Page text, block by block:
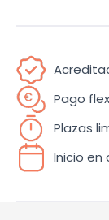
Pago
Plazas
Inicio en